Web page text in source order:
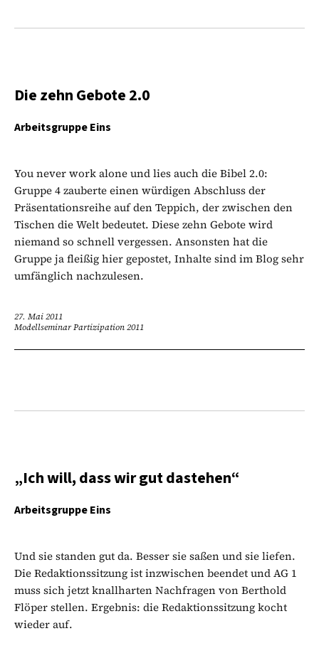
Die zehn Gebote 2.0
Arbeitsgruppe Eins
You never work alone und lies auch die Bibel 2.0:
Gruppe 4 zauberte einen würdigen Abschluss der
Präsentationsreihe auf den Teppich, der zwischen den
Tischen die Welt bedeutet. Diese zehn Gebote wird
niemand so schnell vergessen. Ansonsten hat die
Gruppe ja fleißig hier gepostet, Inhalte sind im Blog sehr
umfänglich nachzulesen.
27. Mai 2011
Modellseminar Partizipation 2011
„Ich will, dass wir gut dastehen“
Arbeitsgruppe Eins
Und sie standen gut da. Besser sie saßen und sie liefen.
Die Redaktionssitzung ist inzwischen beendet und AG 1
muss sich jetzt knallharten Nachfragen von Berthold
Flöper stellen. Ergebnis: die Redaktionssitzung kocht
wieder auf.